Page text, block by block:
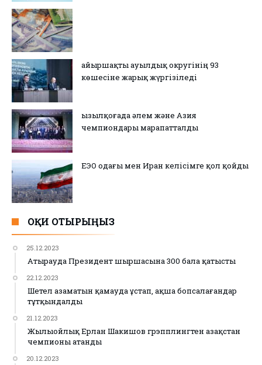
Қайыршақты ауылдық округінің 93
көшесіне жарық жүргізіледі
Қызылқоғада әлем және Азия
чемпиондары марапатталды
ЕЭО одағы мен Иран келісімге қол қойды
ОҚИ ОТЫРЫҢЫЗ
25.12.2023
Атырауда Президент шыршасына 300 бала қатысты
22.12.2023
Шетел азаматын қамауда ұстап, ақша бопсалағандар
тұтқындалды
21.12.2023
Жылыойлық Ерлан Шакишов грэпплингтен Қазақстан
чемпионы атанды
20.12.2023